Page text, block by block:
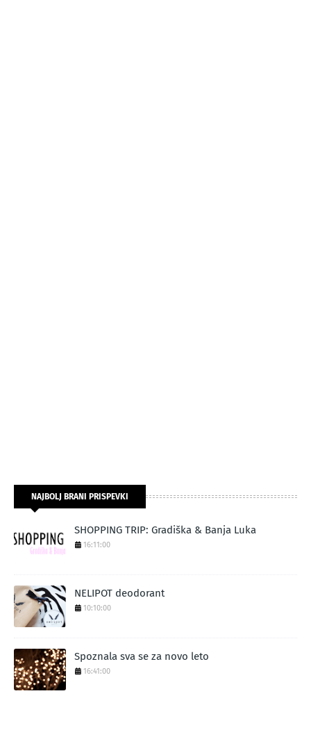
NAJBOLJ BRANI PRISPEVKI
SHOPPING TRIP: Gradiška & Banja Luka
16:11:00
NELIPOT deodorant
10:10:00
Spoznala sva se za novo leto
16:41:00